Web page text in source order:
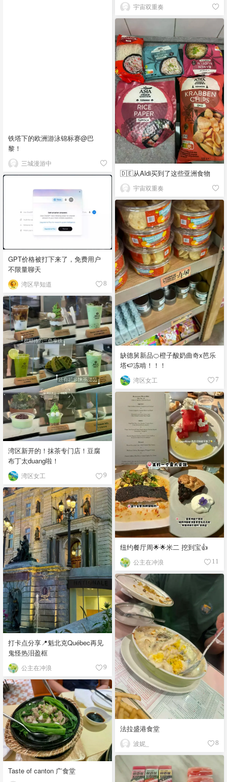
宇宙双重奏
铁塔下的欧洲游泳锦标赛@巴
黎！
三城漫游中
🇩🇪从Aldi买到了这些亚洲食物
宇宙双重奏
GPT价格被打下来了，免费用户
不限量聊天
湾区早知道 8
缺德舅新品🍊橙子酸奶曲奇x芭乐
塔🍉冻啃！！！
湾区女工 7
湾区新开的！抹茶专门店！豆腐
布丁太duang啦！
湾区女工 9
纽约餐厅周🌟🌟米二 挖到宝👍
公主在冲浪 11
打卡点分享📍魁北克Québec再见
鬼怪热泪盈框
公主在冲浪 9
法拉盛港食堂
波妮_ 8
Taste of canton 广食堂